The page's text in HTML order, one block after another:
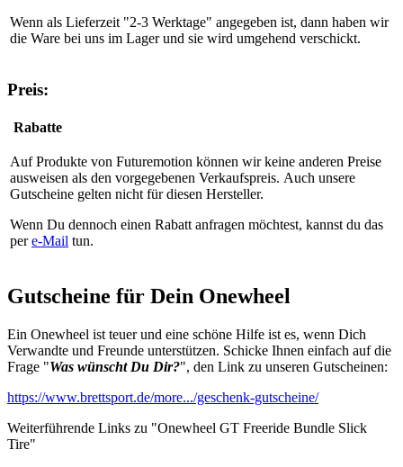
Wenn als Lieferzeit "2-3 Werktage" angegeben ist, dann haben wir
die Ware bei uns im Lager und sie wird umgehend verschickt.
Preis:
Rabatte
Auf Produkte von Futuremotion können wir keine anderen Preise
ausweisen als den vorgegebenen Verkaufspreis. Auch unsere
Gutscheine gelten nicht für diesen Hersteller.
Wenn Du dennoch einen Rabatt anfragen möchtest, kannst du das
pere-Mail tun.
Gutscheine für Dein Onewheel
Ein Onewheel ist teuer und eine schöne Hilfe ist es, wenn Dich
Verwandte und Freunde unterstützen. Schicke Ihnen einfach auf die
Frage "Was wünscht Du Dir?", den Link zu unseren Gutscheinen:
https://www.brettsport.de/more.../geschenk-gutscheine/
Weiterführende Links zu "Onewheel GT Freeride Bundle Slick
Tire"